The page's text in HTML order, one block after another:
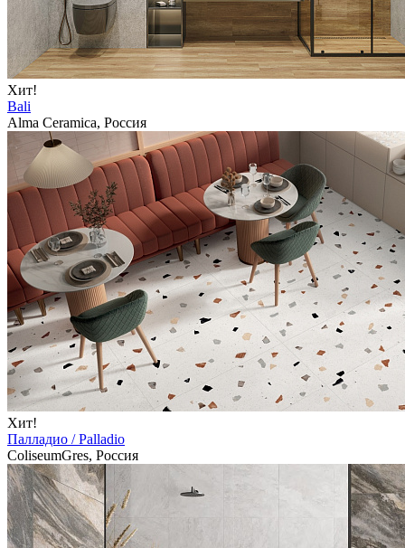
Хит!
Bali
Alma Ceramica, Россия
Хит!
Палладио / Palladio
ColiseumGres, Россия